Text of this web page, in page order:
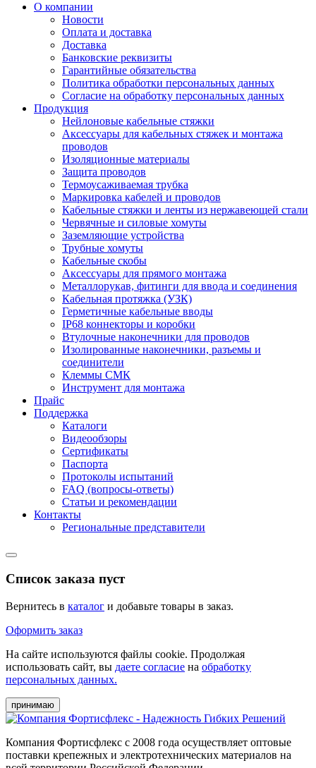
О компании
Новости
Оплата и доставка
Доставка
Банковские реквизиты
Гарантийные обязательства
Политика обработки персональных данных
Согласие на обработку персональных данных
Продукция
Нейлоновые кабельные стяжки
Аксессуары для кабельных стяжек и монтажа
проводов
Изоляционные материалы
Защита проводов
Термоусаживаемая трубка
Маркировка кабелей и проводов
Кабельные стяжки и ленты из нержавеющей стали
Червячные и силовые хомуты
Заземляющие устройства
Трубные хомуты
Кабельные скобы
Аксессуары для прямого монтажа
Металлорукав, фитинги для ввода и соединения
Кабельная протяжка (УЗК)
Герметичные кабельные вводы
IP68 коннекторы и коробки
Втулочные наконечники для проводов
Изолированные наконечники, разъемы и
соединители
Клеммы СМК
Инструмент для монтажа
Прайс
Поддержка
Каталоги
Видеообзоры
Сертификаты
Паспорта
Протоколы испытаний
FAQ (вопросы-ответы)
Статьи и рекомендации
Контакты
Региональные представители
Список заказа пуст
Вернитесь в каталог и добавьте товары в заказ.
Оформить заказ
На сайте используются файлы cookie. Продолжая
использовать сайт, вы даете согласие на обработку
персональных данных.
принимаю
Компания Фортисфлекс с 2008 года осуществляет оптовые
поставки крепежных и электротехнических материалов на